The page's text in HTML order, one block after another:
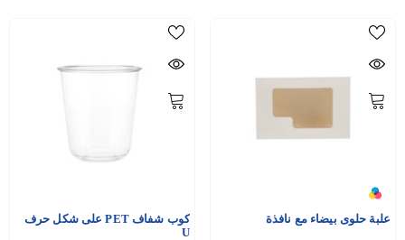
علبة حلوى بيضاء مع نافذة
كوب شفاف PET على شكل حرف
U